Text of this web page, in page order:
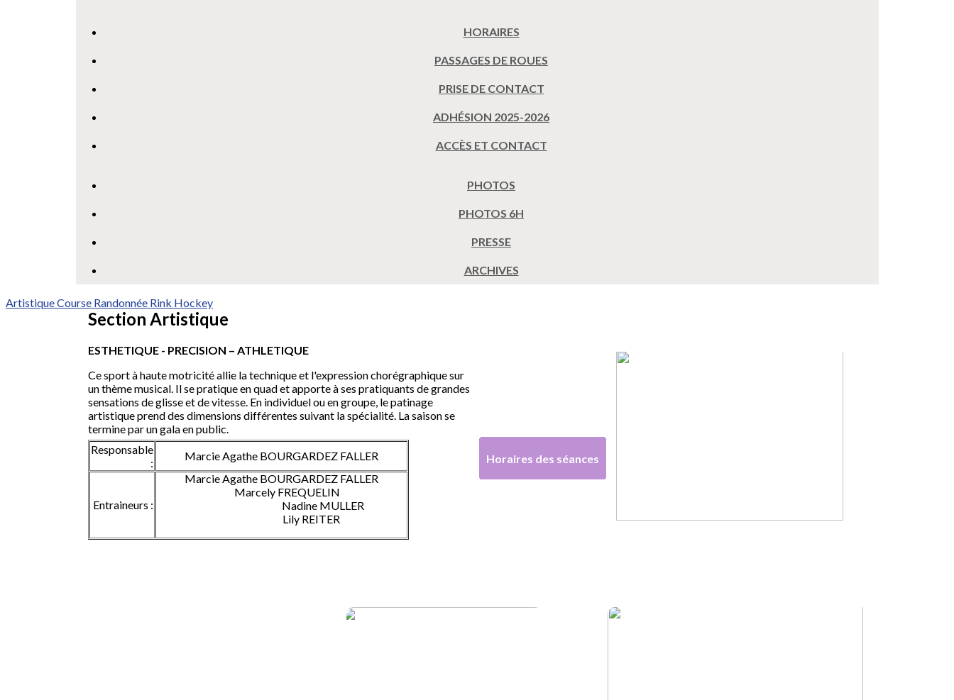
HORAIRES
PASSAGES DE ROUES
PRISE DE CONTACT
ADHÉSION 2025-2026
ACCÈS ET CONTACT
PHOTOS
PHOTOS 6H
PRESSE
ARCHIVES
ArtistiqueCourse Randonnée Rink Hockey
Section Artistique
ESTHETIQUE - PRECISION – ATHLETIQUE
Ce sport à haute motricité allie la technique et l'expression chorégraphique sur
un thème musical. Il se pratique en quad et apporte à ses pratiquants de grandes
sensations de glisse et de vitesse. En individuel ou en groupe, le patinage
artistique prend des dimensions différentes suivant la spécialité. La saison se
termine par un gala en public.
Responsable
:
Marcie Agathe BOURGARDEZ FALLER
Entraineurs :
Marcie Agathe BOURGARDEZ FALLER
Marcely FREQUELIN
Nadine MULLER
Lily REITER
Horaires des séances